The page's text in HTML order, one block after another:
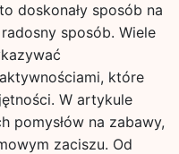
doskonały sposób na
sposób. Wiele
które
W artykule
pomysłów na zabawy,
zaciszu. Od